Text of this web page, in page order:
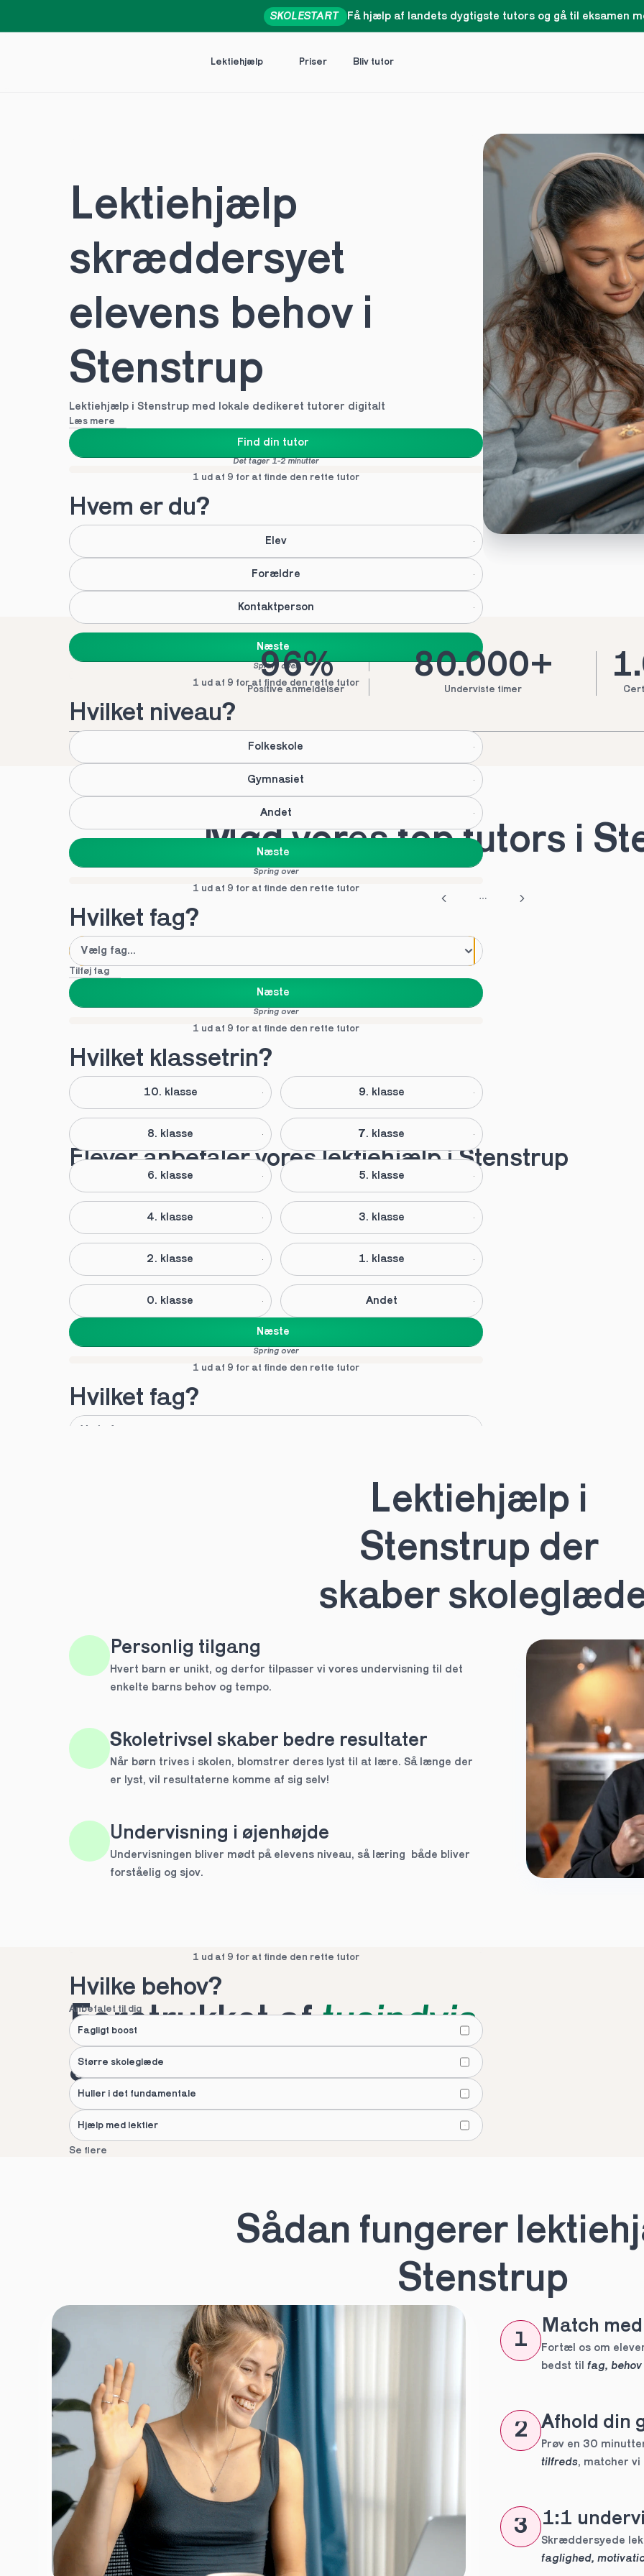
Priser
Lektiehjælp Bliv tutor
Få hjælp af landets dygtigste tutors og gå til eksamen
SKOLESTART
Lektiehjælp
skræddersyet
elevens behov i
Stenstrup
Lektiehjælp i Stenstrup med lokale dedikeret tutorer digitalt
Læs mere
Find din tutor
Det tager 1-2 minutter
1 ud af 9 for at finde den rette tutor
Hvem er du?
Elev
Forældre
Kontaktperson
Næste
Spring over
1 ud af 9 for at finde den rette tutor
Hvilket niveau?
Folkeskole
Gymnasiet
Andet
Næste
Spring over
1 ud af 9 for at finde den rette tutor
Hvilket fag?
Tilføj fag
Næste
Spring over
1 ud af 9 for at finde den rette tutor
Hvilket klassetrin?
10. klasse 9. klasse
8. klasse 7. klasse
6. klasse 5. klasse
4. klasse 3. klasse
2. klasse 1. klasse
0. klasse Andet
Næste
Spring over
1 ud af 9 for at finde den rette tutor
Hvilket fag?
HHX
HTX
IB EUX
Næste
Spring over
1 ud af 9 for at finde den rette tutor
Hvilken årgang?
1.g 3.g
1 ud af 9 for at finde den rette tutor
Hvilke behov?
Anbefalet til dig
Fagligt boost
Større skoleglæde
Huller i det fundamentale
Hjælp med lektier
Se flere
1 ud af 9 for at finde den rette tutor
Hvad hedder du?
Næste
Opbevares sikkert - oplysninger deles aldrig
1 ud af 9 for at finde den rette tutor
Hvordan kontakter vi dig?
Telefon*
Email *
Tilmeld nyhedsbrev
Fortsæt
For at booke gratis prøvetime - ingen forpligtelser
96%
Positive anmeldelser
80.000+
Underviste timer
Mød vores top tutors i
Elever anbefaler vores lektiehjælp i Stenstrup
Lektiehjælp i
Stenstrup der
skaber
Personlig tilgang
Hvert barn er unikt, og derfor tilpasser vi vores undervisning til det
enkelte barns behov og tempo.
Skoletrivsel skaber bedre resultater
Når børn trives i skolen, blomstrer deres lyst til at lære. Så længe der
er lyst, vil resultaterne komme af sig selv!
Undervisning i øjenhøjde
Undervisningen bliver mødt på elevens niveau, så læring  både bliver
forståelig og sjov.
Foretrukket af tusindvis
af danske familier
Sådan fungerer
Stenstrup
1
Match
Fortæl os om
bedst til fag,
2 Afhold din
Prøv en 30
tilfreds, matcher vi
3 1:1
faglighed,